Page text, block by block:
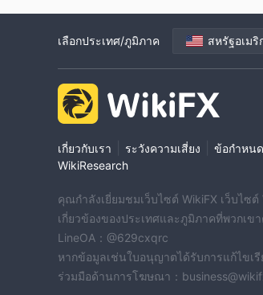
เลือกประเทศ/ภูมิภาค สหรัฐอเมริ
เกี่ยวกับเรา ระวังความเสี่ยง ข้อกำหน
WikiResearch
คุณกำลังเยี่ยมชมเว็บไซต์ WikiFX เว็บไ
เกี่ยวข้องของประเทศและภูมิภาคที่พวกเข
LineOA：@629cxqrc
หากข้อมูลเช่นใบอนุญาตได้รับการแก้ไขเ
ร่วมมือด้านการโฆษณา：